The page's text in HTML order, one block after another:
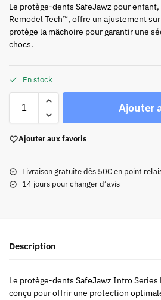
Le protège-dents SafeJawz pour
Remodel Tech™, offre un ajustement
protège la mâchoire pour garantir une
chocs.
En stock
Ajouter
Ajouter aux favoris
Livraison gratuite dès 50€ en point
14 jours pour changer d’avis
Description
Le protège-dents SafeJawz Intro
conçu pour offrir une protection